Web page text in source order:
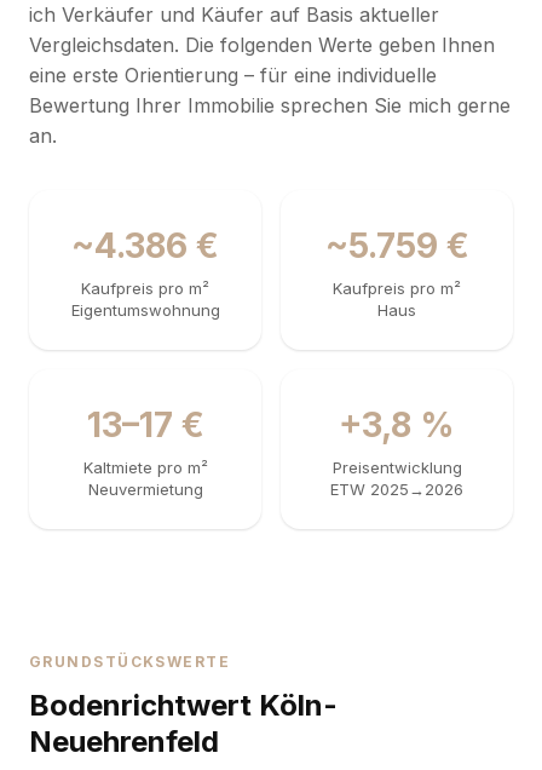
ich Verkäufer und Käufer auf Basis aktueller
Vergleichsdaten. Die folgenden Werte geben Ihnen
eine erste Orientierung – für eine individuelle
Bewertung Ihrer Immobilie sprechen Sie mich gerne
an.
~4.386 €
Kaufpreis pro m²
Eigentumswohnung
~5.759 €
Kaufpreis pro m²
Haus
13–17 €
Kaltmiete pro m²
Neuvermietung
+3,8 %
Preisentwicklung
ETW 2025→2026
GRUNDSTÜCKSWERTE
Bodenrichtwert Köln-
Neuehrenfeld